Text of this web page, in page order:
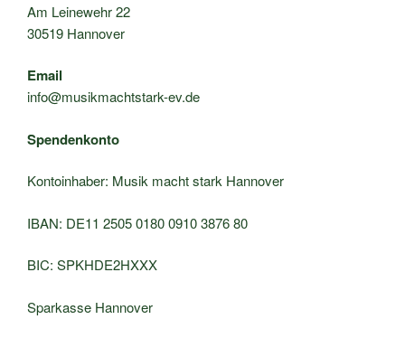
Am Leinewehr 22
30519 Hannover
Email
info@musikmachtstark-ev.de
Spendenkonto
Kontoinhaber: Musik macht stark Hannover
IBAN: DE11 2505 0180 0910 3876 80
BIC: SPKHDE2HXXX
Sparkasse Hannover